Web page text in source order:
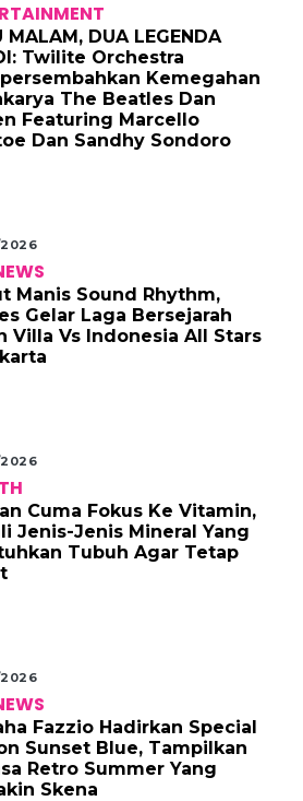
MALAM, DUA LEGENDA
Twilite Orchestra
Kemegahan
The Beatles Dan
Featuring Marcello
Dan Sandhy Sondoro
Manis Sound Rhythm,
Gelar Laga Bersejarah
Villa Vs Indonesia All Stars
Cuma Fokus Ke Vitamin,
Jenis-Jenis Mineral Yang
Tubuh Agar Tetap
Fazzio Hadirkan Special
Sunset Blue, Tampilkan
Retro Summer Yang
Skena